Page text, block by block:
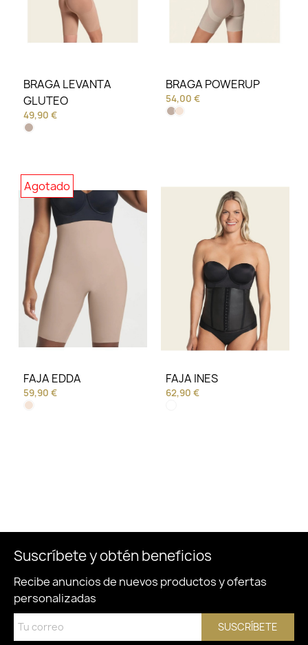
BRAGA LEVANTA
GLUTEO
49,90 €
BRAGA POWERUP
54,00 €
FAJA EDDA
59,90 €
FAJA INES
62,90 €
Suscríbete y obtén beneficios
Recibe anuncios de nuevos productos y ofertas
personalizadas
SUSCRÍBETE